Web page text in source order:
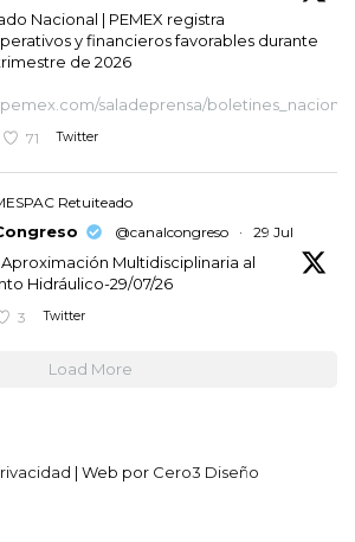
Nacional | PEMEX registra
y financieros favorables durante
de 2026
saladeprensa/
71 Twitter
Retuiteado
@canalcongreso · 29 Jul
Multidisciplinaria al
Hidráulico-29/07/26
3 Twitter
Load More
| Web por Cero3 Diseño